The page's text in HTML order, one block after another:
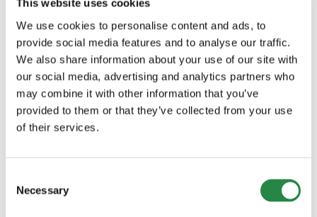
This website uses cookies
We use cookies to personalise content and ads, to
provide social media features and to analyse our traffic.
We also share information about your use of our site with
our social media, advertising and analytics partners who
may combine it with other information that you’ve
provided to them or that they’ve collected from your use
of their services.
Selection
Necessary
BLOGGKATEGORIER
60+
Alkohol och droger
Anhörig
Barn och unga